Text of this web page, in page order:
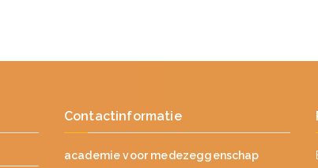
Contactinformatie
academie voor medezeggenschap